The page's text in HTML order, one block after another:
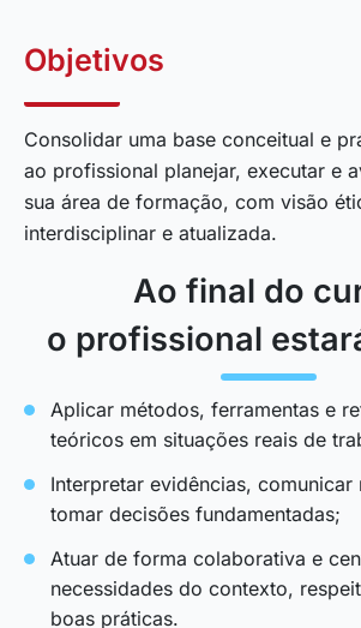
Objetivos
Consolidar uma base conceitual e
ao profissional planejar, executar e
sua área de formação, com visão
interdisciplinar e atualizada.
Ao final do
o profissional
Aplicar métodos, ferramentas e
teóricos em situações reais de
Interpretar evidências, comunicar
tomar decisões fundamentadas;
Atuar de forma colaborativa e
necessidades do contexto,
boas práticas.